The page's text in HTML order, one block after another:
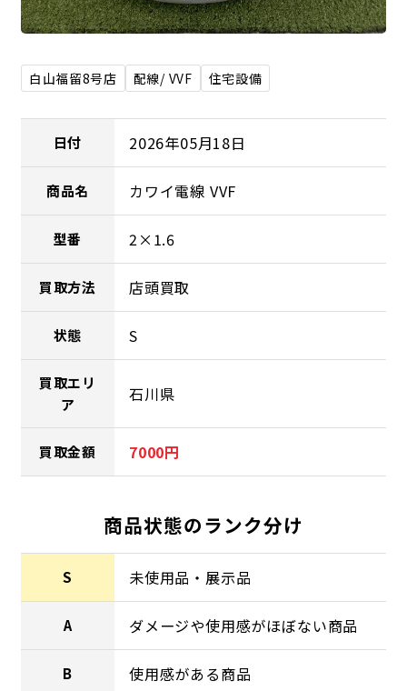
白山福留8号店 配線/ VVF 住宅設備
日付 2026年05月18日
商品名 カワイ電線 VVF
型番 2×1.6
買取方法 店頭買取
状態 S
買取エリ
ア
石川県
買取金額 7000円
商品状態のランク分け
S 未使用品・展示品
A ダメージや使用感がほぼない商品
B 使用感がある商品